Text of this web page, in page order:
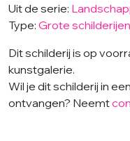
Uit de serie:
Type: Grote schilderijen
Dit schilderij is op
kunstgalerie.
Wil je dit schilderij in
ontvangen? Neemt